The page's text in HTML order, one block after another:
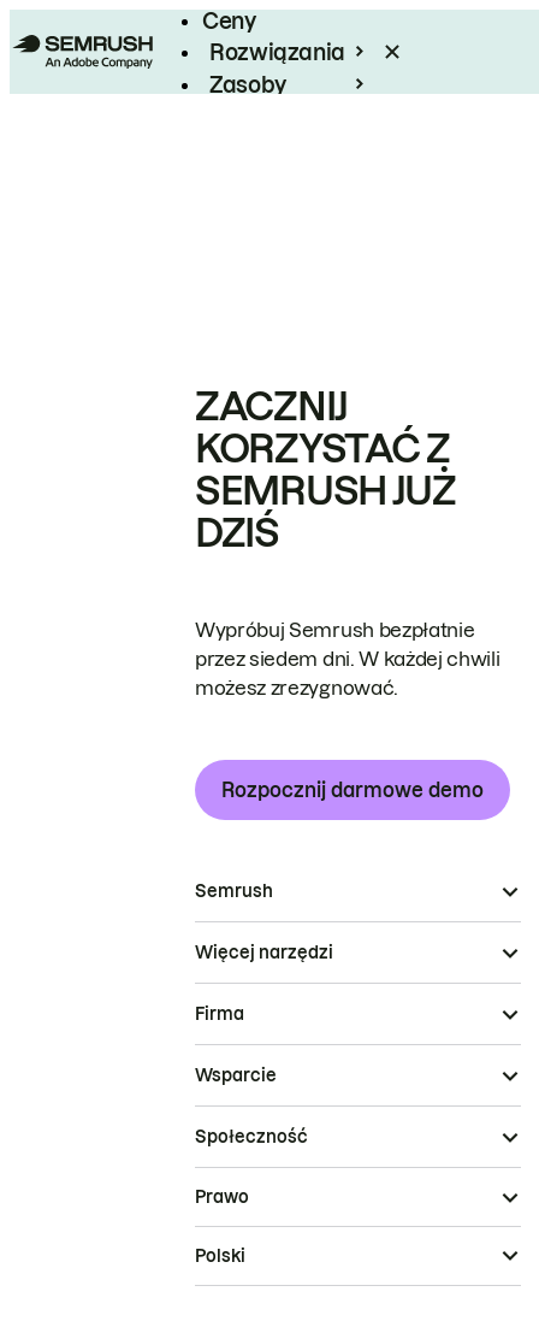
Ceny
Rozwiązania
Zasoby
ZACZNIJ
KORZYSTAĆ Z
SEMRUSH JUŻ
DZIŚ
Wypróbuj Semrush bezpłatnie
przez siedem dni. W każdej chwili
możesz zrezygnować.
Rozpocznij darmowe demo
Semrush
Więcej narzędzi
Firma
Wsparcie
Społeczność
Prawo
Polski